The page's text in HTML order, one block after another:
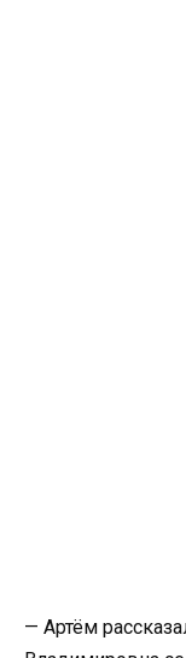
— Артём